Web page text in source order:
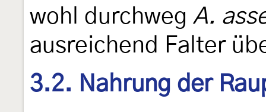
wohl durchweg A.
ausreichend Falter
3.2. Nahrung der